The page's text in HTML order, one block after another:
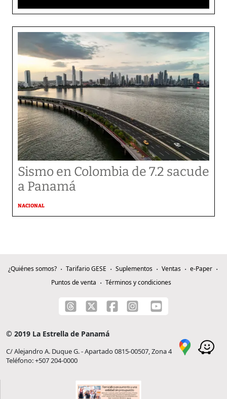
Sismo en Colombia de 7.2 sacude
a Panamá
NACIONAL
¿Quiénes somos? Tarifario GESE Suplementos Ventas
e-Paper
Puntos de venta
Términos y condiciones
© 2019 La Estrella de Panamá
C/ Alejandro A. Duque G. - Apartado 0815-00507, Zona 4
Teléfono: +507 204-0000